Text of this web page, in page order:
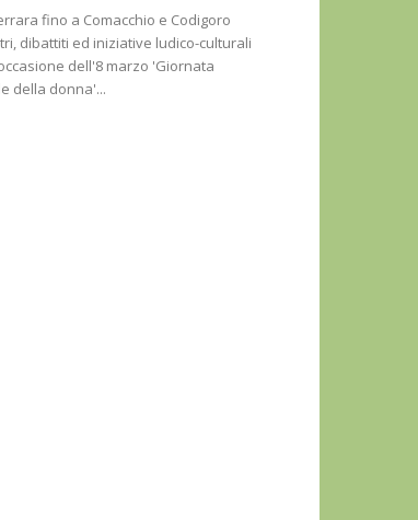
fino a Comacchio e Codigoro
dibattiti ed iniziative ludico-culturali
occasione dell'8 marzo 'Giornata
della donna'...